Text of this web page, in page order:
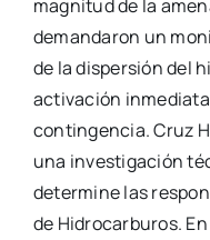
magnitud de la
demandaron un
de la dispersión del
activación
contingencia. Cruz
una investigación
determine las
de Hidrocarburos.